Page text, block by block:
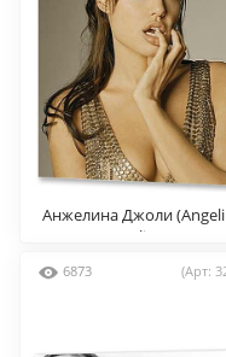
Анжелина Джоли
Jolie)
6873 (Арт: